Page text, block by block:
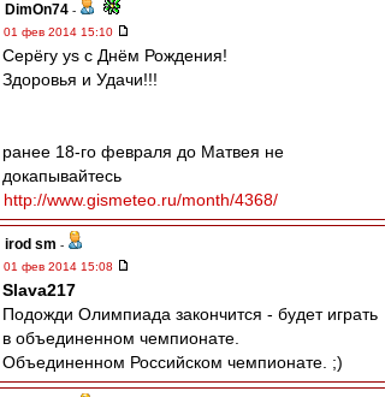
DimOn74 -
01 фев 2014 15:10
Серёгу ys с Днём Рождения!
Здоровья и Удачи!!!
ранее 18-го февраля до Матвея не
докапывайтесь
http://www.gismeteo.ru/month/4368/
irod sm -
01 фев 2014 15:08
Slava217
Подожди Олимпиада закончится - будет играть
в объединенном чемпионате.
Объединенном Российском чемпионате. ;)